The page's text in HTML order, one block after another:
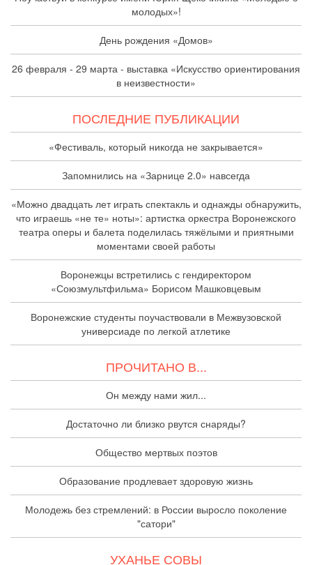
молодых»!
День рождения «Домов»
26 февраля - 29 марта - выставка «Искусство ориентирования
в неизвестности»
ПОСЛЕДНИЕ ПУБЛИКАЦИИ
«Фестиваль, который никогда не закрывается»
Запомнились на «Зарнице 2.0» навсегда
«Можно двадцать лет играть спектакль и однажды обнаружить,
что играешь «не те» ноты»: артистка оркестра Воронежского
театра оперы и балета поделилась тяжёлыми и приятными
моментами своей работы
Воронежцы встретились с гендиректором
«Союзмультфильма» Борисом Машковцевым
Воронежские студенты поучаствовали в Межвузовской
универсиаде по легкой атлетике
ПРОЧИТАНО В...
Он между нами жил...
Достаточно ли близко рвутся снаряды?
Общество мертвых поэтов
Образование продлевает здоровую жизнь
Молодежь без стремлений: в России выросло поколение
"сатори"
УХАНЬЕ СОВЫ